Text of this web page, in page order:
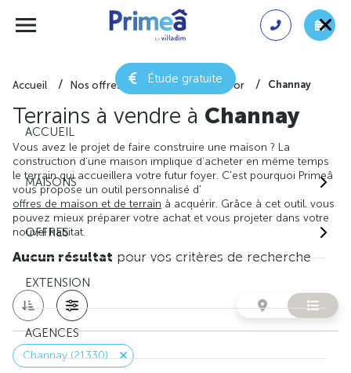
Étude gratuite
ACCUEIL
MAISONS
OFFRES
EXTENSION
AGENCES
Accueil Nos offres de terrain Côte-d'or Channay
Terrains à vendre à Channay
Vous avez le projet de faire construire une maison ? La
construction d'une maison implique d'acheter en même temps
le terrain qui accueillera votre futur foyer. C'est pourquoi Primeâ
vous propose un outil personnalisé d'
offres de maison et de terrain à acquérir. Grâce à cet outil, vous
pouvez mieux préparer votre achat et vous projeter dans votre
nouvel habitat.
Aucun résultatpour vos critères de recherche
Channay (21330)